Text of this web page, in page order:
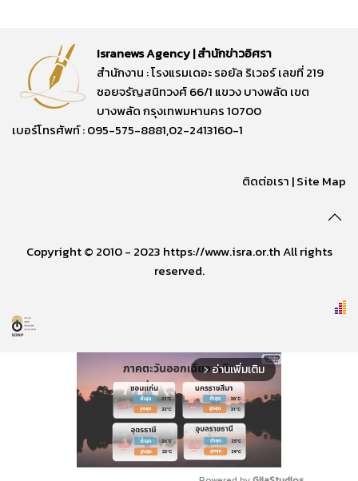
Isranews Agency | สำนักข่าวอิศรา
สำนักงาน : โรงแรมเดอะ รอยัล ริเวอร์ เลขที่ 219
ซอยจรัญสนิทวงศ์ 66/1 แขวง บางพลัด เขต
บางพลัด กรุงเทพมหานคร 10700
เบอร์โทรศัพท์ : 095-575-8881,02-2413160-1
ติดต่อเรา |Site Map
Copyright © 2010 - 2023 https://www.isra.or.th All rights
reserved.
arrow_forward_ios อ่านเพิ่มเติม